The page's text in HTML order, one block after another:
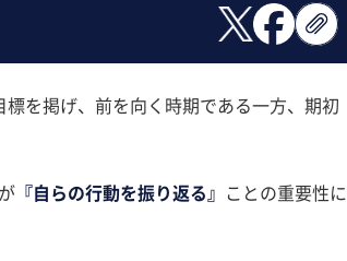
を掲げ、前を向く時期である一方、期初
『自らの行動を振り返る』 ことの重要性に